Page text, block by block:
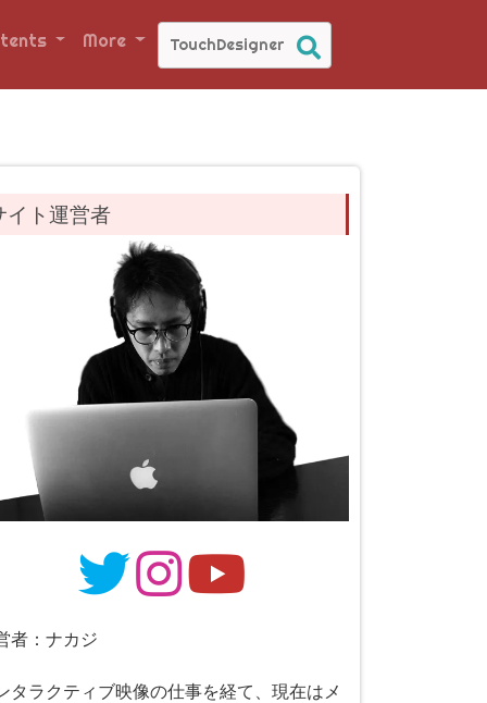
More
イト運営者
者：ナカジ
タラクティブ映像の仕事を経て、現在はメ